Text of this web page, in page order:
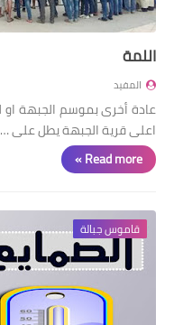
اللمة
المفيد
عادة أخرى بموسم الجبهة
اعلى قرية الجبهة يطل على …
Read more »
قاموس جبالة